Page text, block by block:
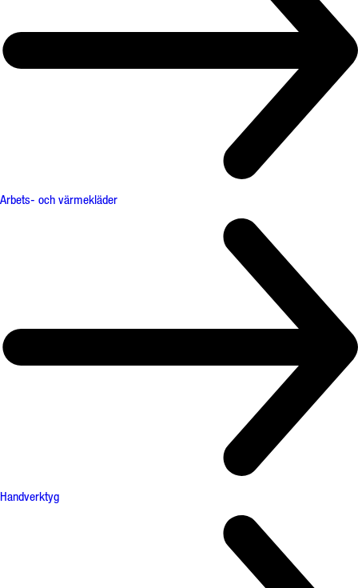
Arbets- och värmekläder
Handverktyg